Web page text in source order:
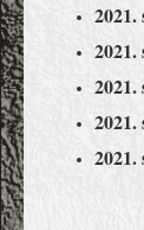
2021.
2021.
2021.
2021.
2021.